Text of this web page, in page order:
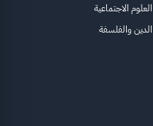
العلوم الاجتماعية
الدين والفلسفة